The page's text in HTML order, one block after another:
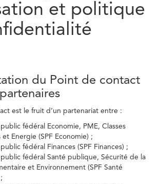
et politique
du Point de contact
est le fruit d’un partenariat entre :
public fédéral Economie, PME, Classes
et Energie (SPF Economie) ;
fédéral Finances (SPF Finances) ;
public fédéral Santé publique, Sécurité de la
et Environnement (SPF Santé